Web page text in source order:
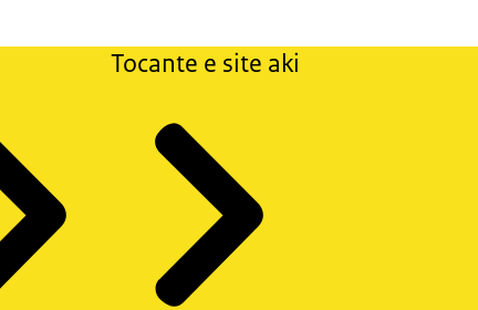
Tocante e site aki